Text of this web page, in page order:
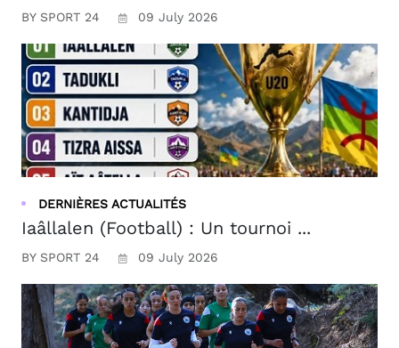
BY SPORT 24 09 July 2026
DERNIÈRES ACTUALITÉS
Iaâllalen (Football) : Un tournoi ...
BY SPORT 24 09 July 2026